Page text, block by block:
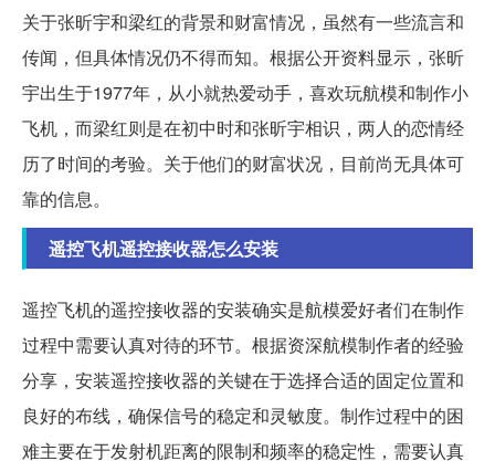
关于张昕宇和梁红的背景和财富情况，虽然有一些流言和
传闻，但具体情况仍不得而知。根据公开资料显示，张昕
宇出生于1977年，从小就热爱动手，喜欢玩航模和制作小
飞机，而梁红则是在初中时和张昕宇相识，两人的恋情经
历了时间的考验。关于他们的财富状况，目前尚无具体可
靠的信息。
遥控飞机遥控接收器怎么安装
遥控飞机的遥控接收器的安装确实是航模爱好者们在制作
过程中需要认真对待的环节。根据资深航模制作者的经验
分享，安装遥控接收器的关键在于选择合适的固定位置和
良好的布线，确保信号的稳定和灵敏度。制作过程中的困
难主要在于发射机距离的限制和频率的稳定性，需要认真